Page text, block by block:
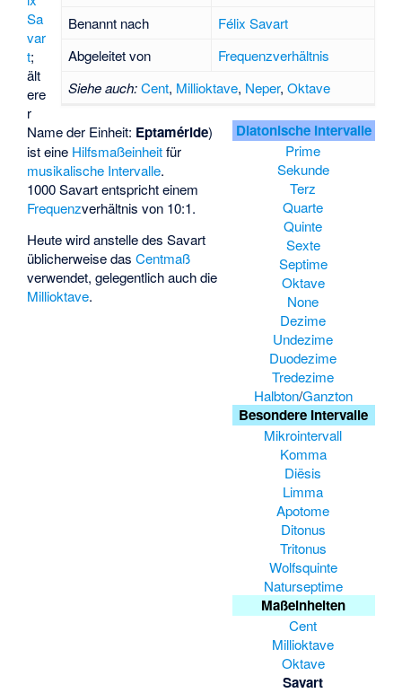
Benannt nach
Félix Savart
Abgeleitet von
Frequenzverhältnis
Siehe auch: Cent, Millioktave, Neper,Oktave
Diatonische Intervalle
Prime
Sekunde
Terz
Quarte
Quinte
Sexte
Septime
Oktave
None
Dezime
Undezime
Duodezime
Tredezime
Halbton/Ganzton
Besondere Intervalle
Mikrointervall
Komma
Diësis
Limma
Apotome
Ditonus
Tritonus
Wolfsquinte
Naturseptime
Maßeinheiten
Cent
Millioktave
Oktave
Savart
Sa
var
t;
ält
ere
r
Name der Einheit: Eptaméride)
ist eine Hilfsmaßeinheitfür
musikalische Intervalle.
1000 Savart entspricht einem
Frequenzverhältnis von 10:1.
Heute wird anstelle des Savart
üblicherweise dasCentmaß
verwendet, gelegentlich auch die
Millioktave.